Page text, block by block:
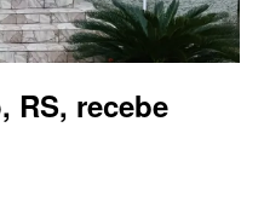
RS, recebe